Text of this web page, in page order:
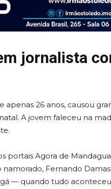
jornalista
26 anos, causou
A jovem faleceu na
portais Agora de
namorado, Fernando
— quando tudo